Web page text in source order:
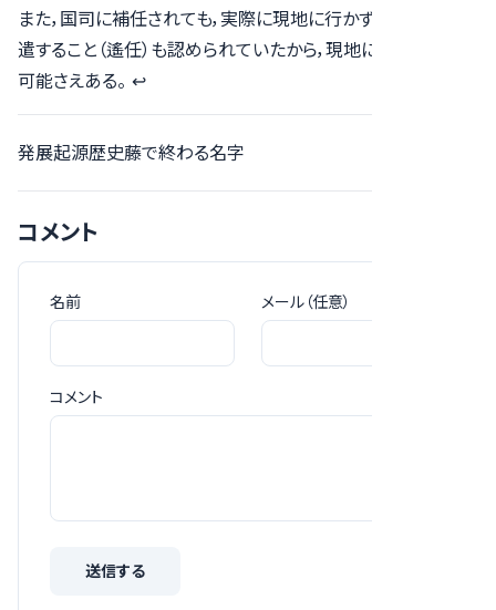
また，国司に補任されても，実際に現地に行かず，代理人を派
遣すること（遙任）も認められていたから，現地に行っていない
可能さえある。 ↩︎
発展起源歴史藤で終わる名字
コメント